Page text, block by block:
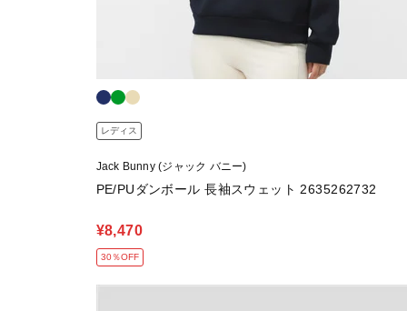
レディス
Jack Bunny (ジャック バニー)
PE/PUダンボール 長袖スウェット 2635262732
¥8,470
30％OFF